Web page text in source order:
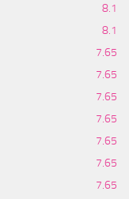
8.1
8.1
7.65
7.65
7.65
7.65
7.65
7.65
7.65